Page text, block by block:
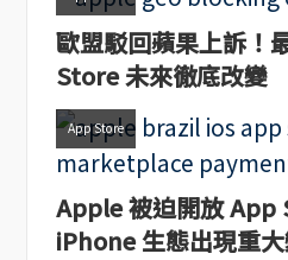
歐盟駁回蘋果上訴！
Store 未來徹底改變
App Store
Apple 被迫開放 App
iPhone 生態出現重